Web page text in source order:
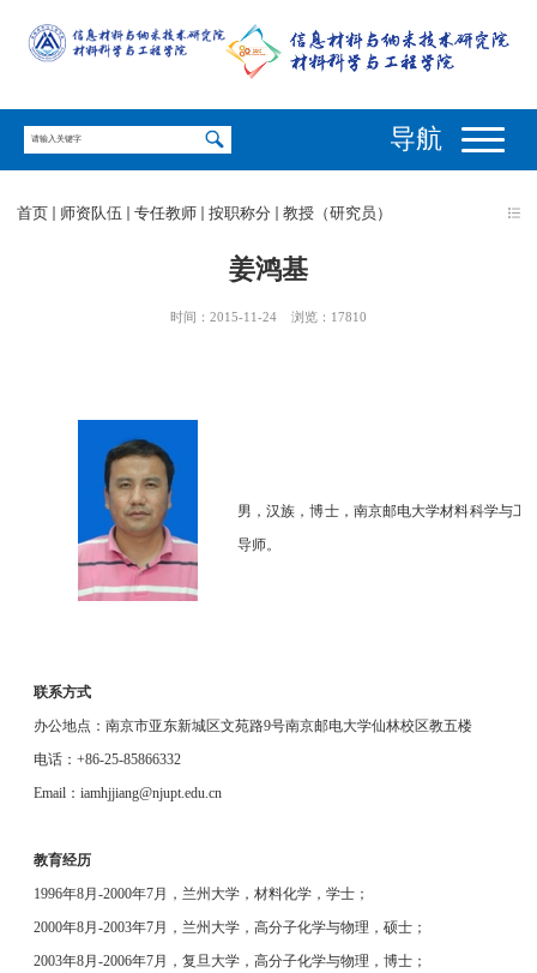
导航
首页 师资队伍 专任教师 按职称分 教授（研究员）
姜鸿基
时间：2015-11-24 浏览： 17810
男，汉族，博士，南京邮电大学材料科学与
导师。
联系方式
办公地点：南京市亚东新城区文苑路9号南京邮电大学仙林校区教五楼
电话：+86-25-85866332
Email： iamhjjiang@njupt.edu.cn
教育经历
1996年8月-2000年7月，兰州大学，材料化学，学士；
2000年8月-2003年7月，兰州大学，高分子化学与物理，硕士；
2003年8月-2006年7月，复旦大学，高分子化学与物理，博士；